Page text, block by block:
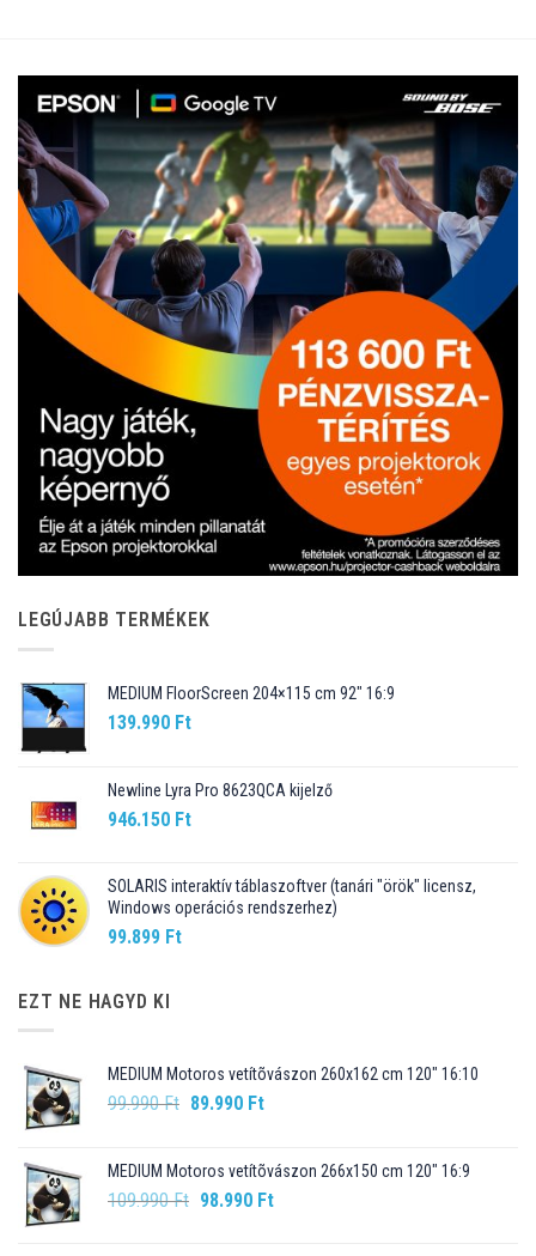
LEGÚJABB TERMÉKEK
MEDIUM FloorScreen 204×115 cm 92″ 16:9
139.990 Ft
Newline Lyra Pro 8623QCA kijelző
946.150 Ft
SOLARIS interaktív táblaszoftver (tanári "örök" licensz,
Windows operációs rendszerhez)
99.899 Ft
EZT NE HAGYD KI
MEDIUM Motoros vetítõvászon 260x162 cm 120" 16:10
99.990Ft Original
99.990 Ft.
89.990 FtCurrent
89.990 Ft.
MEDIUM Motoros vetítõvászon 266x150 cm 120" 16:9
109.990Ft Original
98.990 FtCurrent